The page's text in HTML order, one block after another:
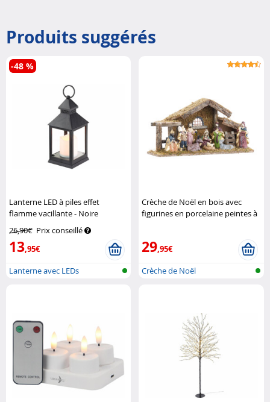
Produits suggérés
Lanterne LED à piles effet
flamme vacillante - Noire
26,90€ Prix conseillé
13,95€
-48 %
Lanterne avec LEDs
Crèche de Noël en bois avec
figurines en porcelaine peintes à
29,95€
Crèche de Noël